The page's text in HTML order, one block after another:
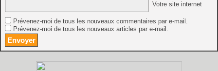
Votre site internet
Prévenez-moi de tous les nouveaux commentaires par e-mail.
Prévenez-moi de tous les nouveaux articles par e-mail.